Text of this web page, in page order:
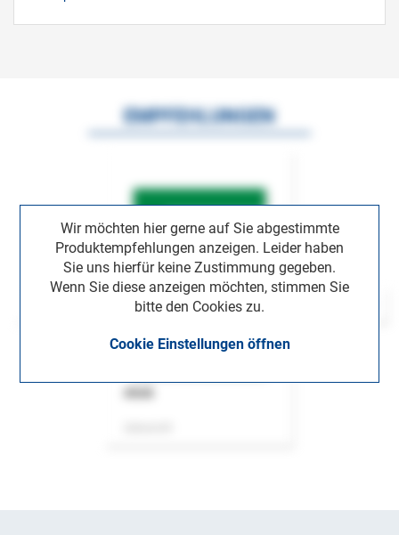
Wir möchten hier gerne auf Sie abgestimmte
Produktempfehlungen anzeigen. Leider haben
Sie uns hierfür keine Zustimmung gegeben.
Wenn Sie diese anzeigen möchten, stimmen Sie
bitte den Cookies zu.
Cookie Einstellungen öffnen
EMPFEHLUNGEN